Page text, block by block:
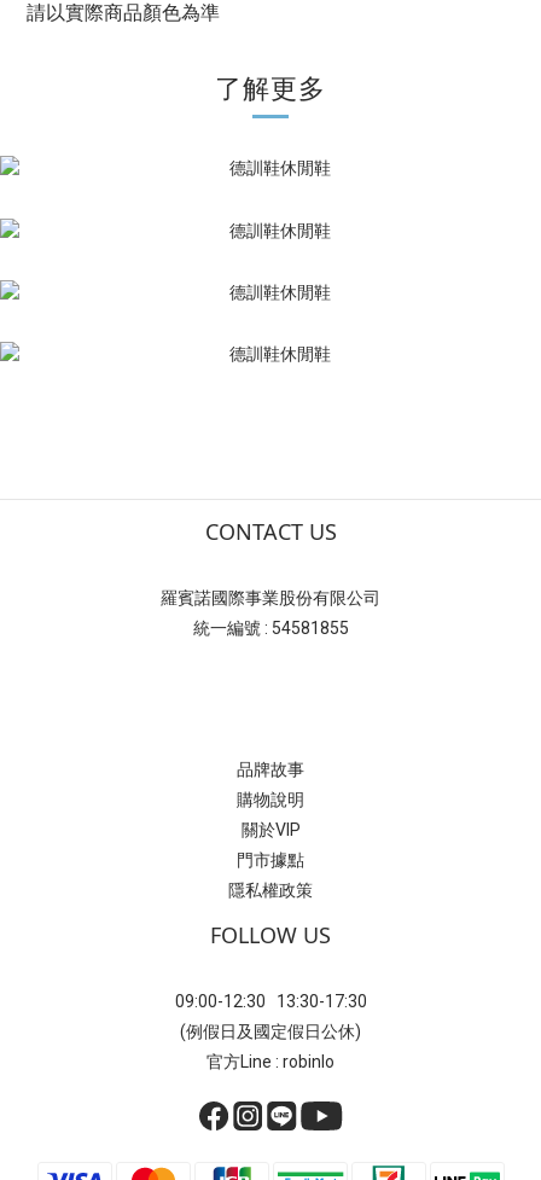
請以實際商品顏色為準
了解更多
CONTACT US
羅賓諾國際事業股份有限公司
統一編號 : 54581855
品牌故事
購物說明
關於VIP
門市據點
隱私權政策
FOLLOW US
09:00-12:30 13:30-17:30
(例假日及國定假日公休)
官方Line : robinlo